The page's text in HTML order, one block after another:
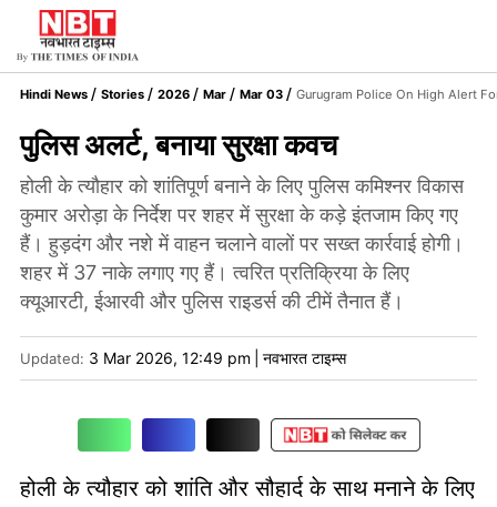
Hindi News Stories 2026 Mar Mar 03 Gurugram Police On High Alert
पुलिस अलर्ट, बनाया सुरक्षा कवच
होली के त्यौहार को शांतिपूर्ण बनाने के लिए पुलिस कमिश्नर विकास
कुमार अरोड़ा के निर्देश पर शहर में सुरक्षा के कड़े इंतजाम किए गए
हैं। हुड़दंग और नशे में वाहन चलाने वालों पर सख्त कार्रवाई होगी।
शहर में 37 नाके लगाए गए हैं। त्वरित प्रतिक्रिया के लिए
क्यूआरटी, ईआरवी और पुलिस राइडर्स की टीमें तैनात हैं।
Updated: 3 Mar 2026, 12:49 pm नवभारत टाइम्स
होली के त्यौहार को शांति और सौहार्द के साथ मनाने के लिए